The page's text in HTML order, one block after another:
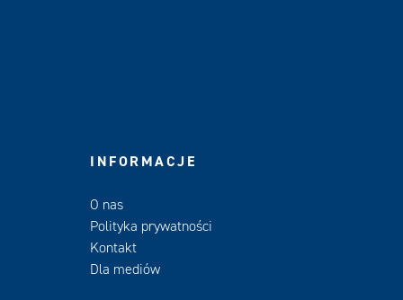
INFORMACJE
O nas
Polityka prywatności
Kontakt
Dla mediów